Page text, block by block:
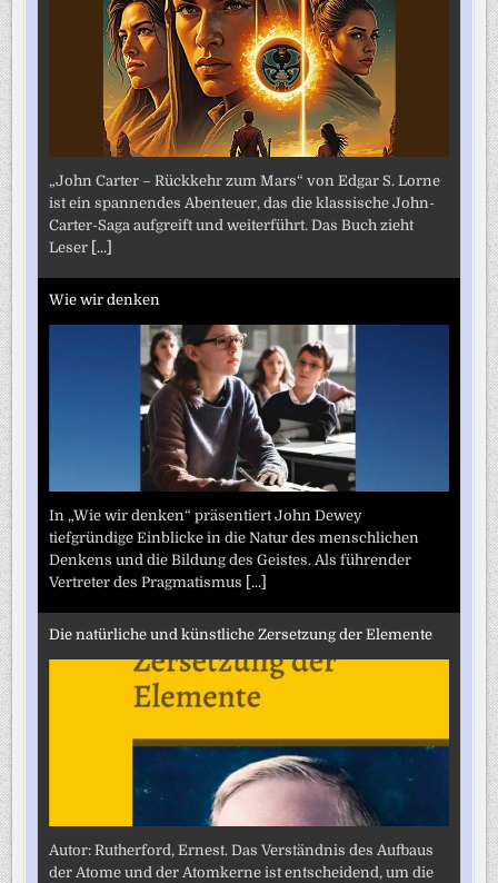
„John Carter – Rückkehr zum Mars“ von Edgar S. Lorne
ist ein spannendes Abenteuer, das die klassische John-
Carter-Saga aufgreift und weiterführt. Das Buch zieht
Leser [...]
Wie wir denken
In „Wie wir denken“ präsentiert John Dewey
tiefgründige Einblicke in die Natur des menschlichen
Denkens und die Bildung des Geistes. Als führender
Vertreter des Pragmatismus [...]
Die natürliche und künstliche Zersetzung der Elemente
Autor: Rutherford, Ernest. Das Verständnis des Aufbaus
der Atome und der Atomkerne ist entscheidend, um die